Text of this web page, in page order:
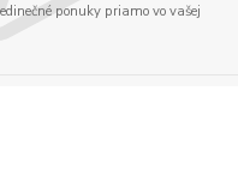
ponuky priamo vo vašej